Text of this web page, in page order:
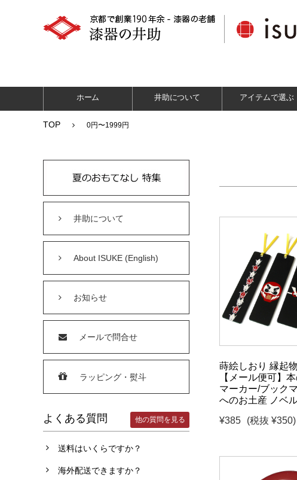
ホーム 井助について アイテムで選ぶ
TOP 0円〜1999円
井助について
About ISUKE (English)
お知らせ
メールで問合せ
ラッピング・熨斗
よくある質問 他の質問を見る
送料はいくらですか？
海外配送できますか？
蒔絵しおり 縁起
【メール便可】
マーカー/ブック
へのお土産 ノベ
¥385
(税抜 ¥350)